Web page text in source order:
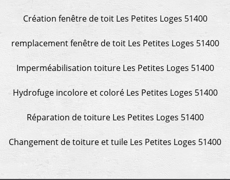
Création fenêtre de toit Les Petites Loges 51400
remplacement fenêtre de toit Les Petites Loges 51400
Imperméabilisation toiture Les Petites Loges 51400
Hydrofuge incolore et coloré Les Petites Loges 51400
Réparation de toiture Les Petites Loges 51400
Changement de toiture et tuile Les Petites Loges 51400